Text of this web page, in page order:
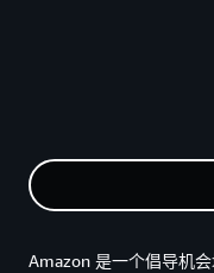
Amazon 是一个倡导机